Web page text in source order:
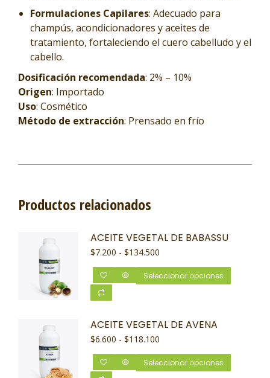
Formulaciones Capilares: Adecuado para
champús, acondicionadores y aceites de
tratamiento, fortaleciendo el cuero cabelludo y el
cabello.
Dosificación recomendada: 2% – 10%
Origen: Importado
Uso: Cosmético
Método de extracción: Prensado en frío
Productos relacionados
ACEITE VEGETAL DE BABASSU
$7.200 - $134.500
Seleccionar opciones
ACEITE VEGETAL DE AVENA
$6.600 - $118.100
Seleccionar opciones